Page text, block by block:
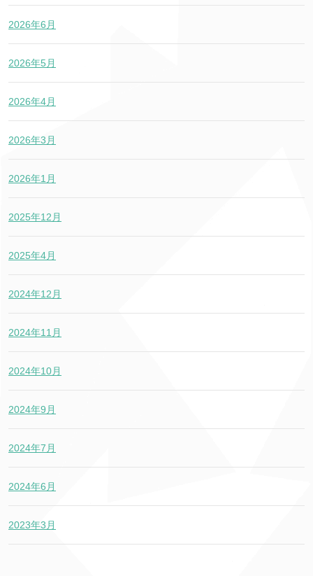
2026年6月
2026年5月
2026年4月
2026年3月
2026年1月
2025年12月
2025年4月
2024年12月
2024年11月
2024年10月
2024年9月
2024年7月
2024年6月
2023年3月